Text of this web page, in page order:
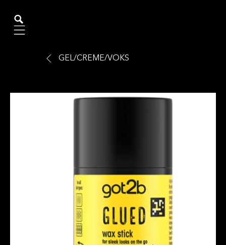
Mobile navigation
GEL/CREME/VOKS